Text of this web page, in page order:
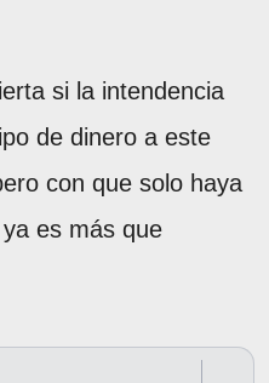
si la intendencia
de dinero a este
con que solo haya
es más que